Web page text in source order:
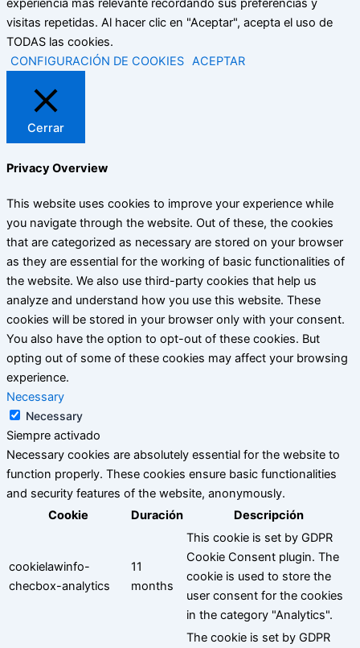
experiencia más relevante recordando sus preferencias y
visitas repetidas. Al hacer clic en "Aceptar", acepta el uso de
TODAS las cookies.
CONFIGURACIÓN DE COOKIES ACEPTAR
Cerrar
Privacy Overview
This website uses cookies to improve your experience while
you navigate through the website. Out of these, the cookies
that are categorized as necessary are stored on your browser
as they are essential for the working of basic functionalities of
the website. We also use third-party cookies that help us
analyze and understand how you use this website. These
cookies will be stored in your browser only with your consent.
You also have the option to opt-out of these cookies. But
opting out of some of these cookies may affect your browsing
experience.
Necessary
Necessary
Siempre activado
Necessary cookies are absolutely essential for the website to
function properly. These cookies ensure basic functionalities
and security features of the website, anonymously.
Cookie
Duración Descripción
cookielawinfo-
checbox-analytics
11
months
This cookie is set by GDPR
Cookie Consent plugin. The
cookie is used to store the
user consent for the cookies
in the category "Analytics".
The cookie is set by GDPR